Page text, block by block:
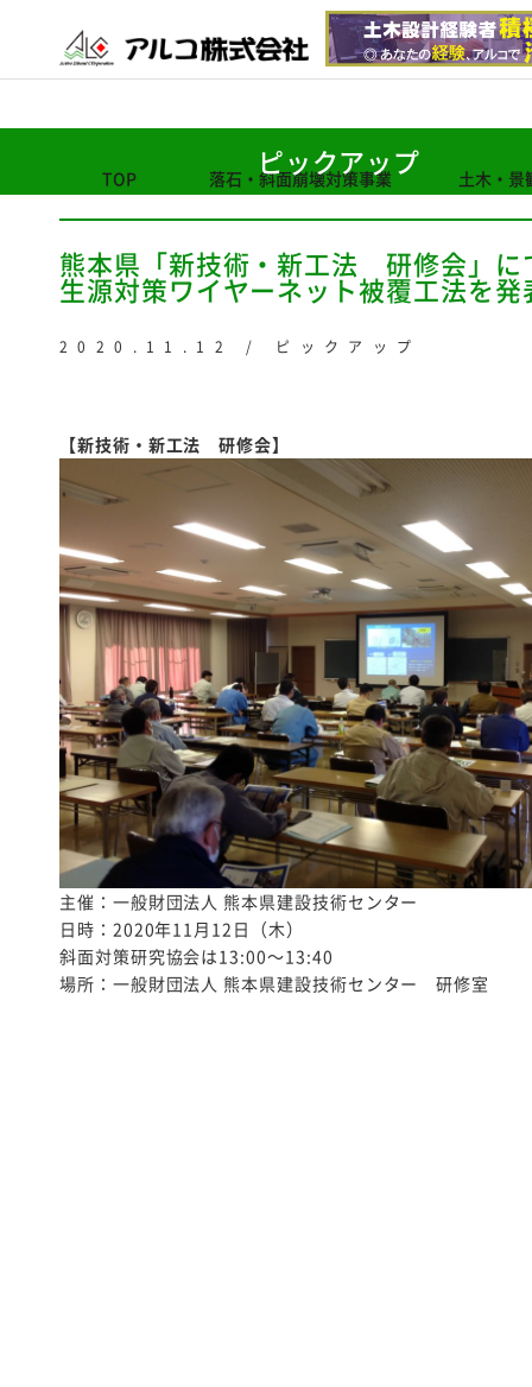
TOP 落石・斜面崩壊対策事業 土木・景
ピックアップ
熊本県「新技術・新工法 研修会」に
生源対策ワイヤーネット被覆工法を
2020.11.12 / ピックアップ
【新技術・新工法 研修会】
主催：一般財団法人 熊本県建設技術センター
日時：2020年11月12日（木）
斜面対策研究協会は13:00～13:40
場所：一般財団法人 熊本県建設技術センター 研修室